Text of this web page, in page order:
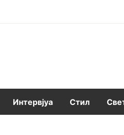
Интервјуа Стил